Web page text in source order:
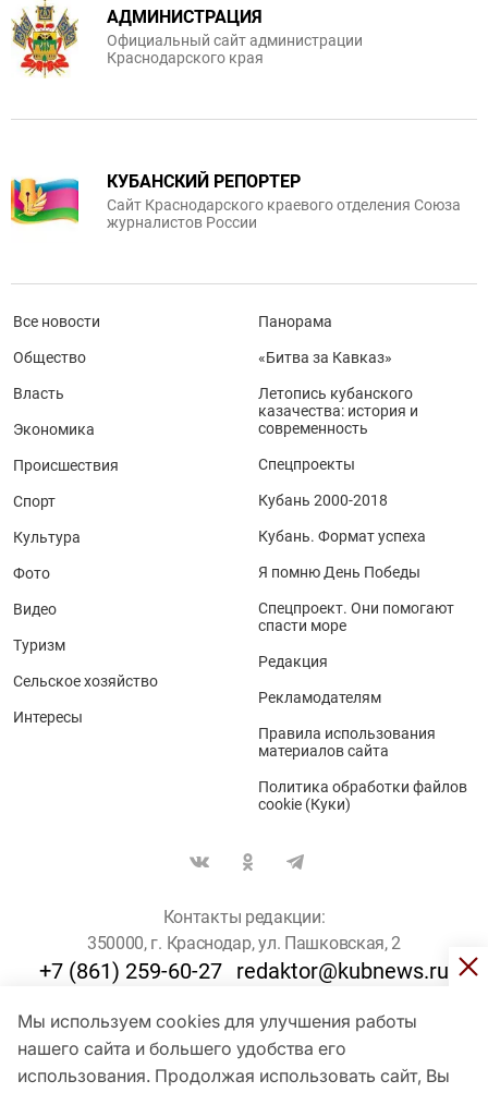
Мы используем cookies для улучшения работы
нашего сайта и большего удобства его
использования. Продолжая использовать сайт, Вы
АДМИНИСТРАЦИЯ
Официальный сайт администрации
Краснодарского края
КУБАНСКИЙ РЕПОРТЕР
Сайт Краснодарского краевого отделения Союза
журналистов России
Все новости
Общество
Власть
Экономика
Происшествия
Спорт
Культура
Фото
Видео
Туризм
Сельское хозяйство
Интересы
Панорама
«Битва за Кавказ»
Летопись кубанского
казачества: история и
современность
Спецпроекты
Кубань 2000-2018
Кубань. Формат успеха
Я помню День Победы
Спецпроект. Они помогают
спасти море
Редакция
Рекламодателям
Правила использования
материалов сайта
Политика обработки файлов
cookie (Куки)
Контакты редакции:
350000, г. Краснодар, ул. Пашковская, 2
+7 (861) 259-60-27 redaktor@kubnews.ru
Для пользователей старше 16 лет
© Кубанские Новости, 2017